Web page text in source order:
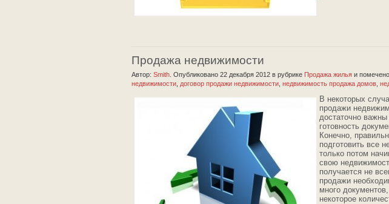
Продажа недвижимости
Автор: Smith Опубликовано 22 декабря 2012 в рубрике Продажа жилья и
недвижимости договор продажи недвижимости недвижимость продажа домов
В некоторых
продажи
достаточно
готовность
Конечно,
подготовить все
только потом
свою
получается не
продажи
много
некоторое